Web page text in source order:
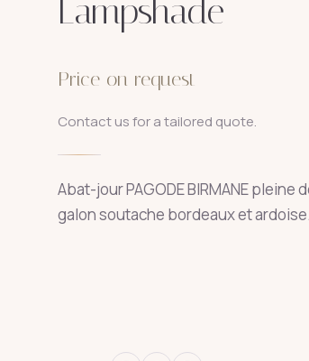
Lampshade
Price on request
Contact us for a tailored quote.
Abat-jour PAGODE BIRMANE
galon soutache bordeaux et ardoise.